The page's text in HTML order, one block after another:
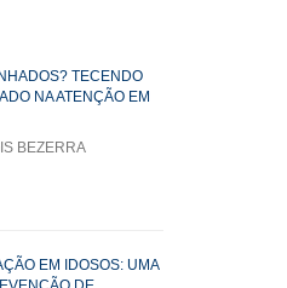
TECENDO
NA ATENÇÃO EM
BEZERRA
EM IDOSOS: UMA